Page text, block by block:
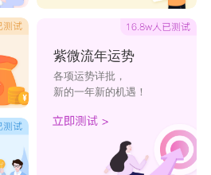
紫微流年运势
各项运势详批，
新的一年新的机遇！